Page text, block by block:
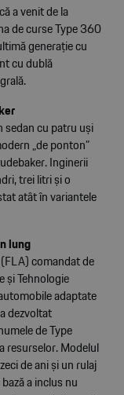
a venit de la
de curse Type 360
generație cu
cu dublă
cu patru uși
„de ponton”
Inginerii
trei litri și o
atât în variantele
lung
comandat de
și Tehnologie
adaptate
dezvoltat
de Type
resurselor. Modelul
de ani și un rulaj
a inclus nu